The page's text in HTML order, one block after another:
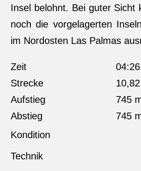
Insel belohnt. Bei guter Sicht
noch die vorgelagerten
im Nordosten Las Palmas
Zeit
Strecke
Aufstieg
745
Abstieg
745
Kondition
Technik